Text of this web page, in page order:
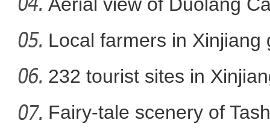
实拍新疆库车全程机
Local farmers in Xinjiang
232 tourist sites in
Fairy-tale scenery of